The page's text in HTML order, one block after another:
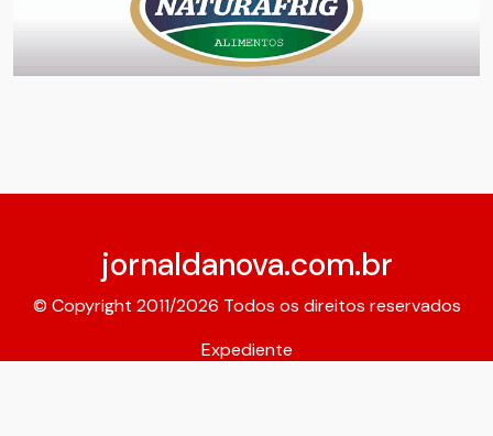
jornaldanova.com.br
© Copyright 2011/2026 Todos os direitos reservados
Expediente